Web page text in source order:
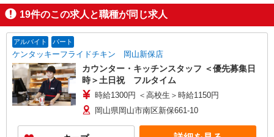
※日祝手当（通常時給＋時給100円）
※年末年始手当（通常時給＋時給625円）
掲載期間終了
19件のこの求人と職種が同じ求人
アルバイト パート
ケンタッキーフライドチキン 岡山新保店
カウンター・キッチンスタッフ ＜優先募集日
時＞土日祝 フルタイム
時給1300円 ＜高校生＞時給1150円
岡山県岡山市南区新保661-10